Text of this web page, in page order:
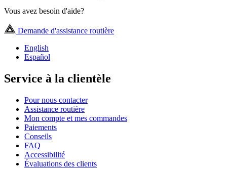
Vous avez besoin d'aide?
Demande d'assistance routière
English
Español
Service à la clientèle
Pour nous contacter
Assistance routière
Mon compte et mes commandes
Paiements
Conseils
FAQ
Accessibilité
Évaluations des clients